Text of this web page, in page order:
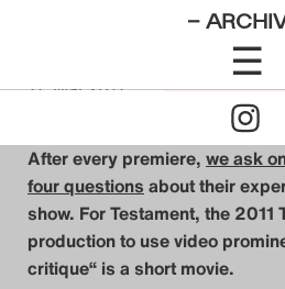
–
☰
to
Das
2010
Das
Das
11. Mai 2011
After every premiere, we ask
four questions about their
show. For Testament, the 2011
production to use video
critique“ is a short movie.